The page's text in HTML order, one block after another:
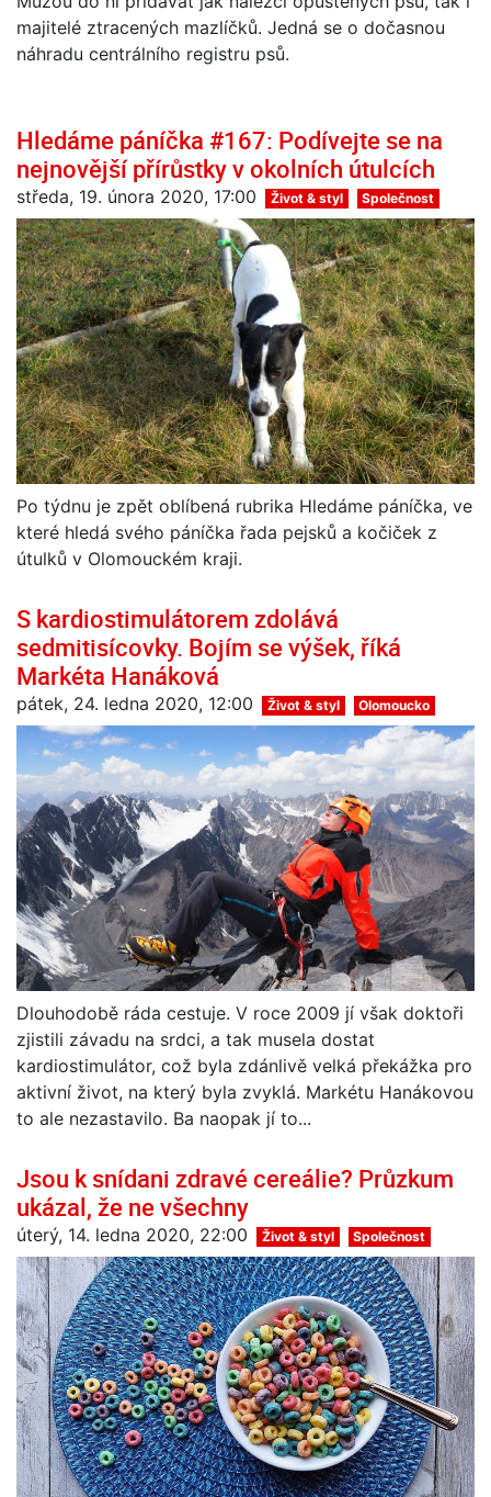
majitelé ztracených mazlíčků. Jedná se o dočasnou
náhradu centrálního registru psů.
Hledáme páníčka #167: Podívejte se na
nejnovější přírůstky v okolních útulcích
středa, 19. února 2020, 17:00 Život & styl Společnost
Po týdnu je zpět oblíbená rubrika Hledáme páníčka, ve
které hledá svého páníčka řada pejsků a kočiček z
útulků v Olomouckém kraji.
S kardiostimulátorem zdolává
sedmitisícovky. Bojím se výšek, říká
Markéta Hanáková
pátek, 24. ledna 2020, 12:00 Život & styl Olomoucko
Dlouhodobě ráda cestuje. V roce 2009 jí však doktoři
zjistili závadu na srdci, a tak musela dostat
kardiostimulátor, což byla zdánlivě velká překážka pro
aktivní život, na který byla zvyklá. Markétu Hanákovou
to ale nezastavilo. Ba naopak jí to...
Jsou k snídani zdravé cereálie? Průzkum
ukázal, že ne všechny
úterý, 14. ledna 2020, 22:00 Život & styl Společnost